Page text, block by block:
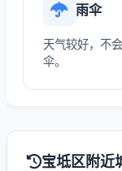
雨伞
天气较好，不
伞。
宝坻区附近